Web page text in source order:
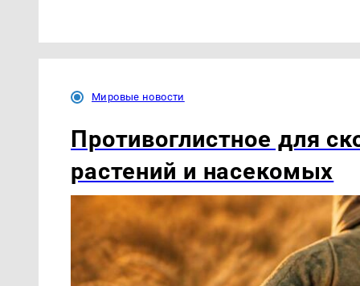
Мировые новости
Противоглистное для
растений и насекомых